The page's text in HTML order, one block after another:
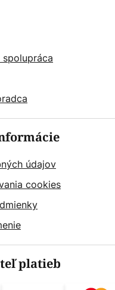
údajov
cookies
platieb